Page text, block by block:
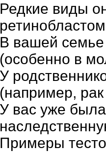
Редкие виды
В вашей семье
(особенно в
У
(например,
У вас уже
Примеры